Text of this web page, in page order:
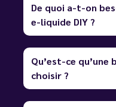
De quoi a-t-on
e-liquide DIY ?
Qu’est-ce qu’une
choisir ?